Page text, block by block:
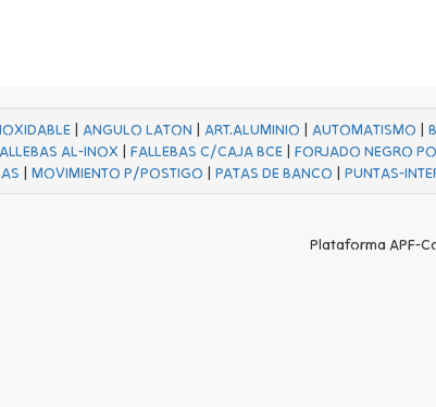
| ANGULO LATON | ART.ALUMINIO | AUTOMATISMO |
AL-INOX |FALLEBAS C/CAJA BCE |FORJADO NEGRO
| MOVIMIENTO P/POSTIGO | PATAS DE BANCO | PUNTAS-
Plataforma APF-